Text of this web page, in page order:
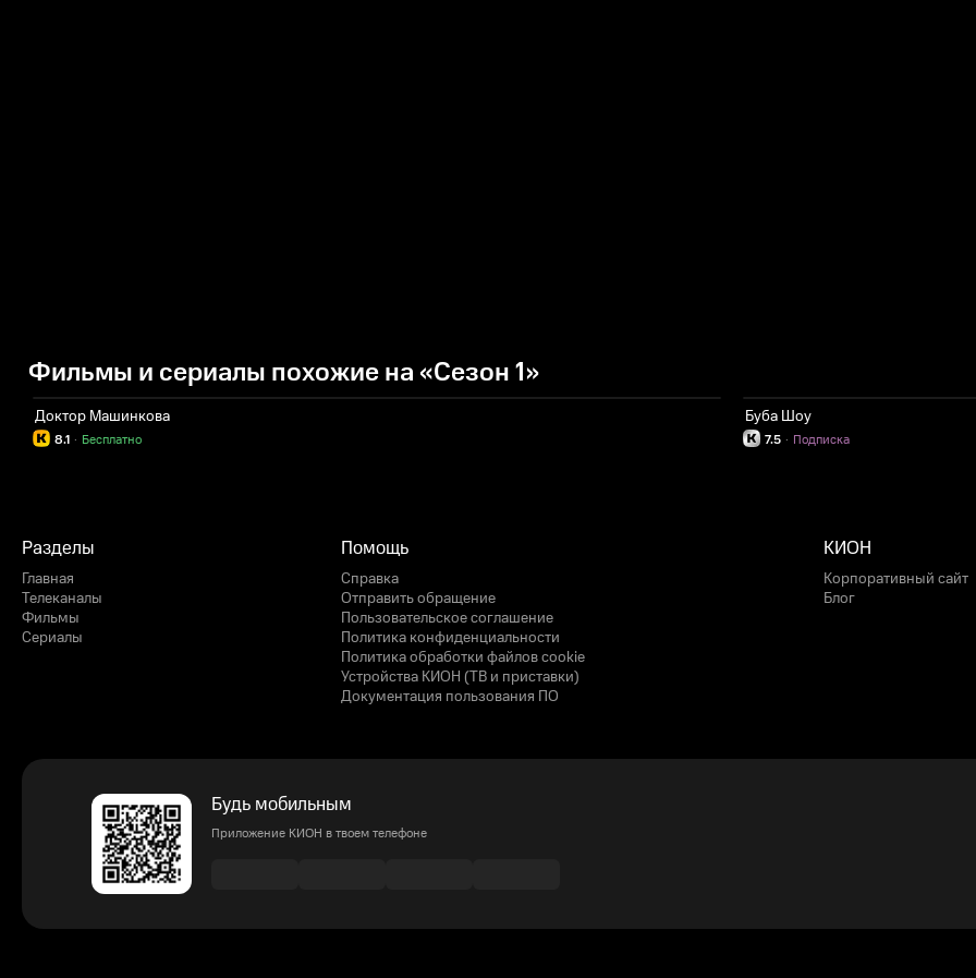
Фильмы и сериалы похожие на «Сезон 1»
Доктор Машинкова
8.1 Бесплатно
·
Буба Шоу
7.5 Подписка
·
Разделы
Главная
Телеканалы
Фильмы
Сериалы
Помощь
Справка
Отправить обращение
Пользовательское соглашение
Политика конфиденциальности
Политика обработки файлов cookie
Устройства КИОН (ТВ и приставки)
Документация пользования ПО
КИОН
Корпоративный сайт
Блог
Будь мобильным
Приложение КИОН в твоем телефоне